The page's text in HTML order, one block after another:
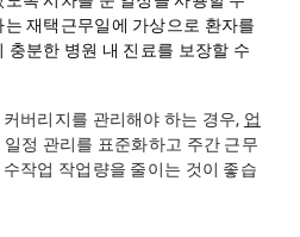
재택근무일에 가상으로 환자를
충분한 병원 내 진료를 보장할 수
버리지를 관리해야 하는 경우, 업
일정 관리를 표준화하고 주간 근무
작업 작업량을 줄이는 것이 좋습